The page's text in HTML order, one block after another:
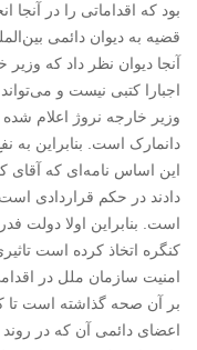
بود که اقداماتی را در آنجا
قضیه به دیوان دائمی
آنجا دیوان نظر داد که
اجبارا کتبی نیست و
وزیر خارجه نروژ اعلام
دانمارک است. بنابراین به
این اساس نامه‌‌ای که آقای
دادند در حکم قراردادی
است. بنابراین اولا دولت
کنگره اتخاذ کرده است
امنیت سازمان ملل در
بر آن صحه گذاشته است
اعضای دائمی آن که در